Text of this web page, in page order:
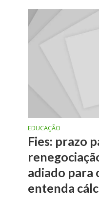
EDUCAÇÃO
Fies: prazo
adiado para
entenda